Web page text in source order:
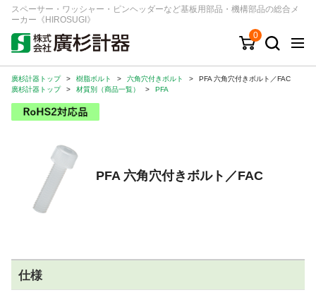
スペーサー・ワッシャー・ピンヘッダーなど基板用部品・機構部品の総合メ
ーカー《HIROSUGI》
0
キーワード 品番/シリーズ
商品カテゴリから探す
ジャンルから探す
シリーズから探す
ログイン
ご利用ガイド
お問い合わせ窓口
廣杉計器トップ > 樹脂ボルト > 六角穴付きボルト >
PFA 六角穴付きボルト／FAC
廣杉計器トップ
> 材質別（商品一覧） > PFA
PFA 六角穴付きボルト／FAC
仕様